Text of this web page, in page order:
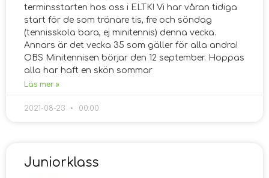
terminsstarten hos oss i ELTK! Vi har våran tidiga
start för de som tränare tis, fre och söndag
(tennisskola bara, ej minitennis) denna vecka.
Annars är det vecka 35 som gäller för alla andra!
OBS Minitennisen börjar den 12 september. Hoppas
alla har haft en skön sommar
Läs mer »
2021-08-23 00:00
Juniorklass